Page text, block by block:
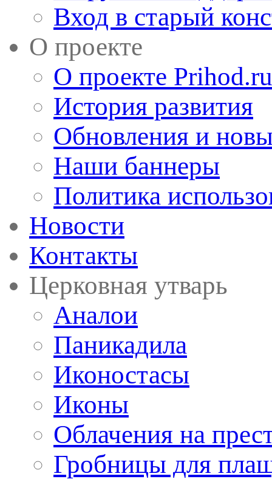
Вход в старый
О проекте
О проекте Prihod.ru
История развития
Обновления и
Наши баннеры
Политика
Новости
Контакты
Церковная утварь
Аналои
Паникадила
Иконостасы
Иконы
Облачения на
Гробницы для